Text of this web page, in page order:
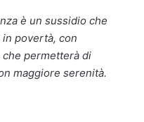
è un sussidio che
povertà, con
che permetterà di
maggiore serenità.